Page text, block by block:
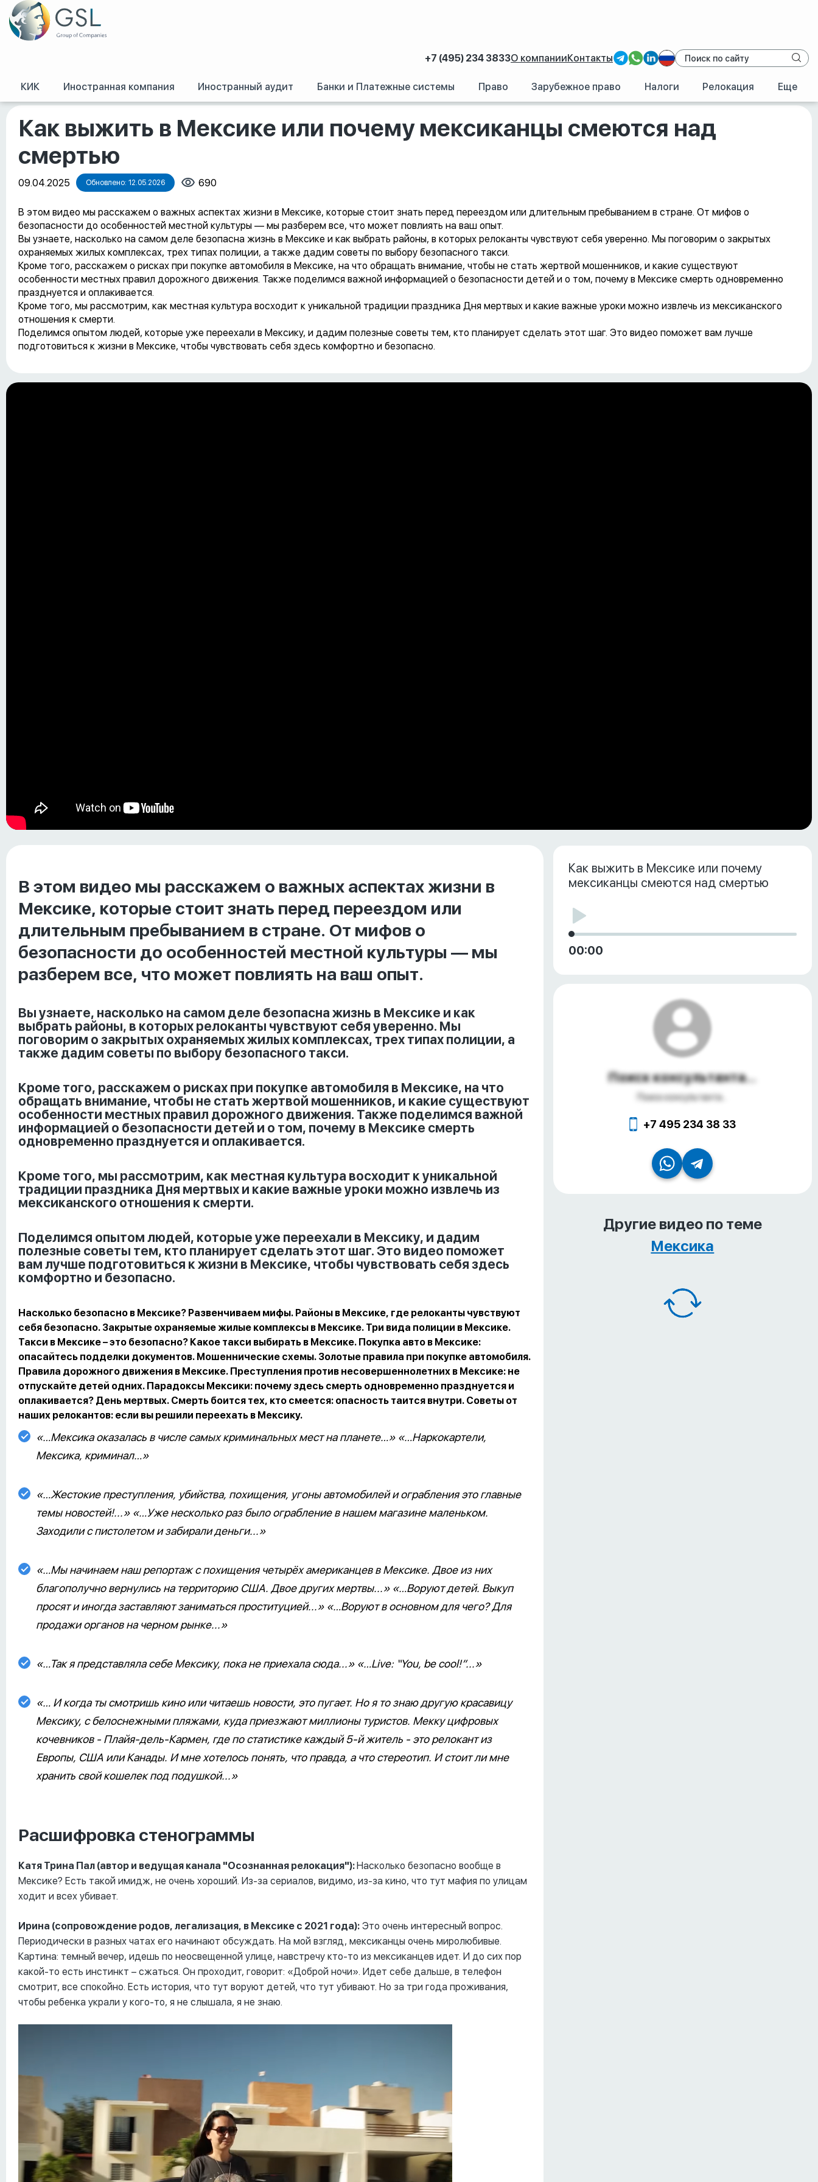
+7 (495) 234 3833О компанииКонтакты
КИК Иностранная компания Иностранный аудит Банки и Платежные системы Право Зарубежное право Налоги Релокация Еще
GSL/Оффшорные конференции, семинары и обучение/Как выжить в Мексике или почему мексиканцы смеются над смертью
Как выжить в Мексике или почему мексиканцы смеются над
смертью
09.04.2025 Обновлено: 12.05.2026 690
В этом видео мы расскажем о важных аспектах жизни в Мексике, которые стоит знать перед переездом или длительным пребыванием в стране. От мифов о
безопасности до особенностей местной культуры — мы разберем все, что может повлиять на ваш опыт.
Вы узнаете, насколько на самом деле безопасна жизнь в Мексике и как выбрать районы, в которых релоканты чувствуют себя уверенно. Мы поговорим о закрытых
охраняемых жилых комплексах, трех типах полиции, а также дадим советы по выбору безопасного такси.
Кроме того, расскажем о рисках при покупке автомобиля в Мексике, на что обращать внимание, чтобы не стать жертвой мошенников, и какие существуют
особенности местных правил дорожного движения. Также поделимся важной информацией о безопасности детей и о том, почему в Мексике смерть одновременно
празднуется и оплакивается.
Кроме того, мы рассмотрим, как местная культура восходит к уникальной традиции праздника Дня мертвых и какие важные уроки можно извлечь из мексиканского
отношения к смерти.
Поделимся опытом людей, которые уже переехали в Мексику, и дадим полезные советы тем, кто планирует сделать этот шаг. Это видео поможет вам лучше
подготовиться к жизни в Мексике, чтобы чувствовать себя здесь комфортно и безопасно.
В этом видео мы расскажем о важных аспектах жизни в
Мексике, которые стоит знать перед переездом или
длительным пребыванием в стране. От мифов о
безопасности до особенностей местной культуры — мы
разберем все, что может повлиять на ваш опыт.
Вы узнаете, насколько на самом деле безопасна жизнь в Мексике и как
выбрать районы, в которых релоканты чувствуют себя уверенно. Мы
поговорим о закрытых охраняемых жилых комплексах, трех типах полиции, а
также дадим советы по выбору безопасного такси.
Кроме того, расскажем о рисках при покупке автомобиля в Мексике, на что
обращать внимание, чтобы не стать жертвой мошенников, и какие существуют
особенности местных правил дорожного движения. Также поделимся важной
информацией о безопасности детей и о том, почему в Мексике смерть
одновременно празднуется и оплакивается.
Кроме того, мы рассмотрим, как местная культура восходит к уникальной
традиции праздника Дня мертвых и какие важные уроки можно извлечь из
мексиканского отношения к смерти.
Поделимся опытом людей, которые уже переехали в Мексику, и дадим
полезные советы тем, кто планирует сделать этот шаг. Это видео поможет
вам лучше подготовиться к жизни в Мексике, чтобы чувствовать себя здесь
комфортно и безопасно.
Насколько безопасно в Мексике? Развенчиваем мифы. Районы в Мексике, где релоканты чувствуют
себя безопасно. Закрытые охраняемые жилые комплексы в Мексике. Три вида полиции в Мексике.
Такси в Мексике – это безопасно? Какое такси выбирать в Мексике. Покупка авто в Мексике:
опасайтесь подделки документов. Мошеннические схемы. Золотые правила при покупке автомобиля.
Правила дорожного движения в Мексике. Преступления против несовершеннолетних в Мексике: не
отпускайте детей одних. Парадоксы Мексики: почему здесь смерть одновременно празднуется и
оплакивается? День мертвых. Смерть боится тех, кто смеется: опасность таится внутри. Советы от
наших релокантов: если вы решили переехать в Мексику.
«…Мексика оказалась в числе самых криминальных мест на планете…» «…Наркокартели,
Мексика, криминал…»
«…Жестокие преступления, убийства, похищения, угоны автомобилей и ограбления это главные
темы новостей!...» «…Уже несколько раз было ограбление в нашем магазине маленьком.
Заходили с пистолетом и забирали деньги...»
«…Мы начинаем наш репортаж с похищения четырёх американцев в Мексике. Двое из них
благополучно вернулись на территорию США. Двое других мертвы...» «…Воруют детей. Выкуп
просят и иногда заставляют заниматься проституцией...» «…Воруют в основном для чего? Для
продажи органов на черном рынке...»
«…Так я представляла себе Мексику, пока не приехала сюда...» «…Live: “You, be cool!”...»
«… И когда ты смотришь кино или читаешь новости, это пугает. Но я то знаю другую красавицу
Мексику, с белоснежными пляжами, куда приезжают миллионы туристов. Мекку цифровых
кочевников - Плайя-дель-Кармен, где по статистике каждый 5-й житель - это релокант из
Европы, США или Канады. И мне хотелось понять, что правда, а что стереотип. И стоит ли мне
хранить свой кошелек под подушкой...»
Расшифровка стенограммы
Катя Трина Пал (автор и ведущая канала "Осознанная релокация"):Насколько безопасно вообще в
Мексике? Есть такой имидж, не очень хороший. Из-за сериалов, видимо, из-за кино, что тут мафия по улицам
ходит и всех убивает.
Ирина (сопровождение родов, легализация, в Мексике с 2021 года): Это очень интересный вопрос.
Периодически в разных чатах его начинают обсуждать. На мой взгляд, мексиканцы очень миролюбивые.
Картина: темный вечер, идешь по неосвещенной улице, навстречу кто-то из мексиканцев идет. И до сих пор
какой-то есть инстинкт – сжаться. Он проходит, говорит: «Доброй ночи». Идет себе дальше, в телефон
смотрит, все спокойно. Есть история, что тут воруют детей, что тут убивают. Но за три года проживания,
чтобы ребенка украли у кого-то, я не слышала, я не знаю.
Как выжить в Мексике или почему
мексиканцы смеются над смертью
00:00
Поиск консультанта...
Поиск консультанта...
+7 495 234 38 33
Другие видео по теме
Мексика